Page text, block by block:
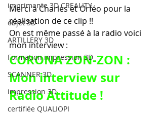
imprimante 3D CREALITY
objet 3D
ARTILLERY 3D
Formation impression 3D
SCANNER 3D
impression 3D
certifiée QUALIOPI
Merci à Charles et Orféo pour la
réalisation de ce clip !!
On est même passé à la radio voici
mon interview :
CORONA ZON-ZON :
Mon interview sur
Radio Attitude !